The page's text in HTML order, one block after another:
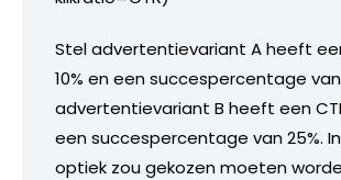
Stel advertentievariant A heeft
10% en een succespercentage van
advertentievariant B heeft een
een succespercentage van 25%.
optiek zou gekozen moeten